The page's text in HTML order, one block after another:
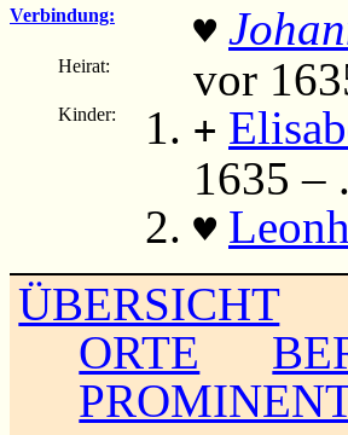
Verbindung: ♥
Heirat: vor
Kinder: +
1635 –
♥
ÜBERSICHT
ORTE